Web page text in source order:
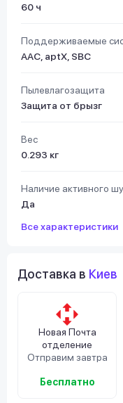
60 ч
Поддерживаемые
AAC, aptX, SBC
Пылевлагозащита
Защита от брызг
Вес
0.293 кг
Наличие активного
Да
Все характеристики
Доставка в Киев
Новая Почта
отделение
Отправим завтра
Бесплатно